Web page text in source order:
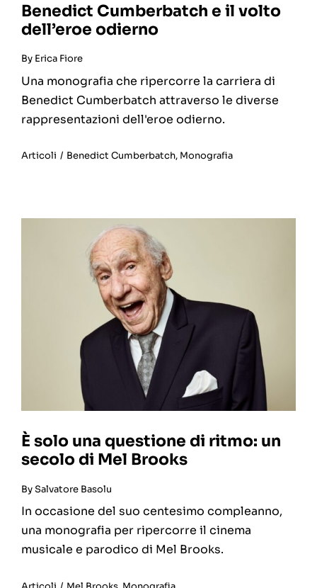
Benedict Cumberbatch e il volto
dell’eroe odierno
By Erica Fiore
Una monografia che ripercorre la carriera di
Benedict Cumberbatch attraverso le diverse
rappresentazioni dell'eroe odierno.
Articoli / Benedict Cumberbatch, Monografia
È solo una questione di ritmo: un
secolo di Mel Brooks
BySalvatore Basolu
In occasione del suo centesimo compleanno,
una monografia per ripercorre il cinema
musicale e parodico di Mel Brooks.